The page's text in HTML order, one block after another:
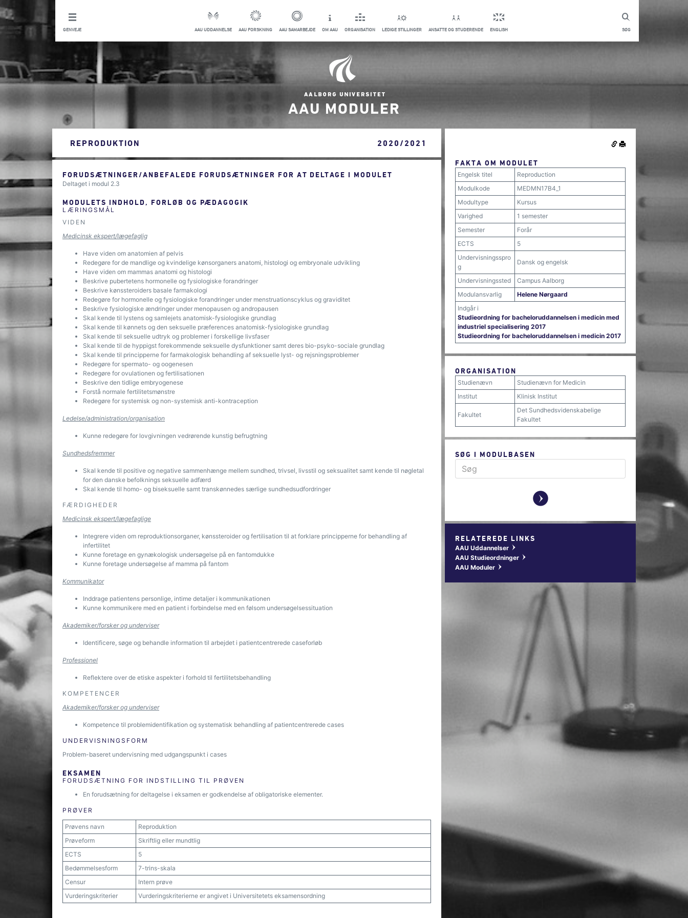
SØG
GENVEJE AAU UDDANNELSE AAU FORSKNING AAU SAMARBEJDE OM AAU ORGANISATION LEDIGE STILLINGER ANSATTE OG STUDERENDE ENGLISH
AAU MODULER
REPRODUKTION 2020/2021
FORUDSÆTNINGER/ANBEFALEDE FORUDSÆTNINGER FOR AT DELTAGE I MODULET
Deltaget i modul 2.3
MODULETS INDHOLD, FORLØB OG PÆDAGOGIK
LÆRINGSMÅL
VIDEN
Medicinsk ekspert/lægefaglig
Have viden om anatomien af pelvis
Redegøre for de mandlige og kvindelige kønsorganers anatomi, histologi og embryonale udvikling
Have viden om mammas anatomi og histologi
Beskrive pubertetens hormonelle og fysiologiske forandringer
Beskrive kønssteroiders basale farmakologi
Redegøre for hormonelle og fysiologiske forandringer under menstruationscyklus og graviditet
Beskrive fysiologiske ændringer under menopausen og andropausen
Skal kende til lystens og samlejets anatomisk-fysiologiske grundlag
Skal kende til kønnets og den seksuelle præferences anatomisk-fysiologiske grundlag
Skal kende til seksuelle udtryk og problemer i forskellige livsfaser
Skal kende til de hyppigst forekommende seksuelle dysfunktioner samt deres bio-psyko-sociale grundlag
Skal kende til principperne for farmakologisk behandling af seksuelle lyst- og rejsningsproblemer
Redegøre for spermato- og oogenesen
Redegøre for ovulationen og fertilisationen
Beskrive den tidlige embryogenese
Forstå normale fertilitetsmønstre
Redegøre for systemisk og non-systemisk anti-kontraception
Ledelse/administration/organisation
Kunne redegøre for lovgivningen vedrørende kunstig befrugtning
Sundhedsfremmer
Skal kende til positive og negative sammenhænge mellem sundhed, trivsel, livsstil og seksualitet samt kende til nøgletal
for den danske befolknings seksuelle adfærd
Skal kende til homo- og biseksuelle samt transkønnedes særlige sundhedsudfordringer
FÆRDIGHEDER
Medicinsk ekspert/lægefaglige
Integrere viden om reproduktionsorganer, kønssteroider og fertilisation til at forklare principperne for behandling af
infertilitet
Kunne foretage en gynækologisk undersøgelse på en fantomdukke
Kunne foretage undersøgelse af mamma på fantom
Kommunikator
Inddrage patientens personlige, intime detaljer i kommunikationen
Kunne kommunikere med en patient i forbindelse med en følsom undersøgelsessituation
Akademiker/forsker og underviser
Identificere, søge og behandle information til arbejdet i patientcentrerede caseforløb
Professionel
Reflektere over de etiske aspekter i forhold til fertilitetsbehandling
KOMPETENCER
Akademiker/forsker og underviser
Kompetence til problemidentifikation og systematisk behandling af patientcentrerede cases
UNDERVISNINGSFORM
Problem-baseret undervisning med udgangspunkt i cases
EKSAMEN
FORUDSÆTNING FOR INDSTILLING TIL PRØVEN
En forudsætning for deltagelse i eksamen er godkendelse af obligatoriske elementer.
PRØVER
Prøvens navn
Reproduktion
Prøveform
Skriftlig eller mundtlig
ECTS
5
Bedømmelsesform
7-trins-skala
Censur
Intern prøve
Vurderingskriterier
Vurderingskriterierne er angivet i Universitetets eksamensordning
FAKTA OM MODULET
Engelsk titel
Reproduction
Modulkode
MEDMN17B4_1
Modultype
Kursus
Varighed
1 semester
Semester
Forår
ECTS
5
Undervisningsspro
g
Dansk og engelsk
Undervisningssted
Campus Aalborg
Modulansvarlig
Helene Nørgaard
Indgår i
Studieordning for bacheloruddannelsen i medicin med
industriel specialisering 2017
Studieordning for bacheloruddannelsen i medicin 2017
ORGANISATION
Studienævn
Studienævn for Medicin
Institut
Klinisk Institut
Fakultet
Det Sundhedsvidenskabelige
Fakultet
SØG I MODULBASEN
y
RELATEREDE LINKS
AAU Uddannelser w
AAU Studieordninger w
AAU Moduler w